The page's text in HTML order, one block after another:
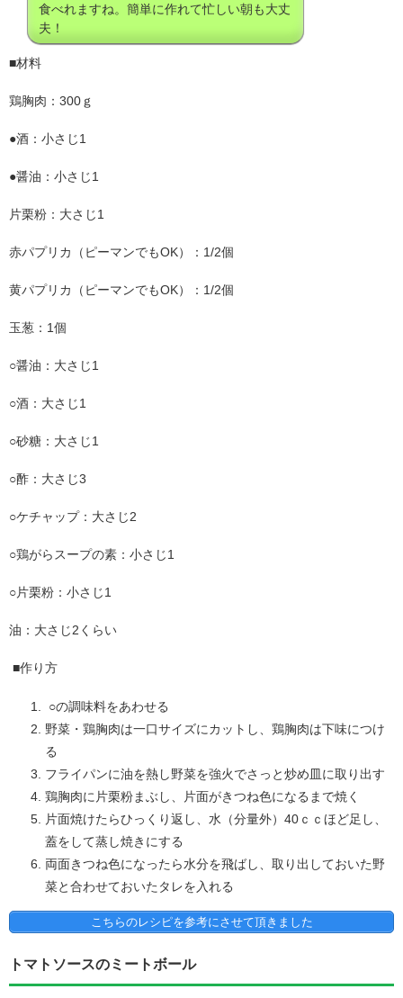
食べれますね。簡単に作れて忙しい朝も大丈
夫！
■材料
鶏胸肉 ： 300ｇ
●酒 ： 小さじ1
●醤油 ： 小さじ1
片栗粉 ： 大さじ1
赤パプリカ（ピーマンでもOK） ： 1/2個
黄パプリカ（ピーマンでもOK） ： 1/2個
玉葱 ： 1個
○醤油 ： 大さじ1
○酒 ： 大さじ1
○砂糖 ： 大さじ1
○酢 ： 大さじ3
○ケチャップ： 大さじ2
○鶏がらスープの素 ： 小さじ1
○片栗粉 ： 小さじ1
油 ： 大さじ2くらい
■作り方
○の調味料をあわせる
野菜・鶏胸肉は一口サイズにカットし、鶏胸肉は下味につけ
る
フライパンに油を熱し野菜を強火でさっと炒め皿に取り出す
鶏胸肉に片栗粉まぶし、片面がきつね色になるまで焼く
片面焼けたらひっくり返し、水（分量外）40ｃｃほど足し、
蓋をして蒸し焼きにする
両面きつね色になったら水分を飛ばし、取り出しておいた野
菜と合わせておいたタレを入れる
こちらのレシピを参考にさせて頂きました
トマトソースのミートボール